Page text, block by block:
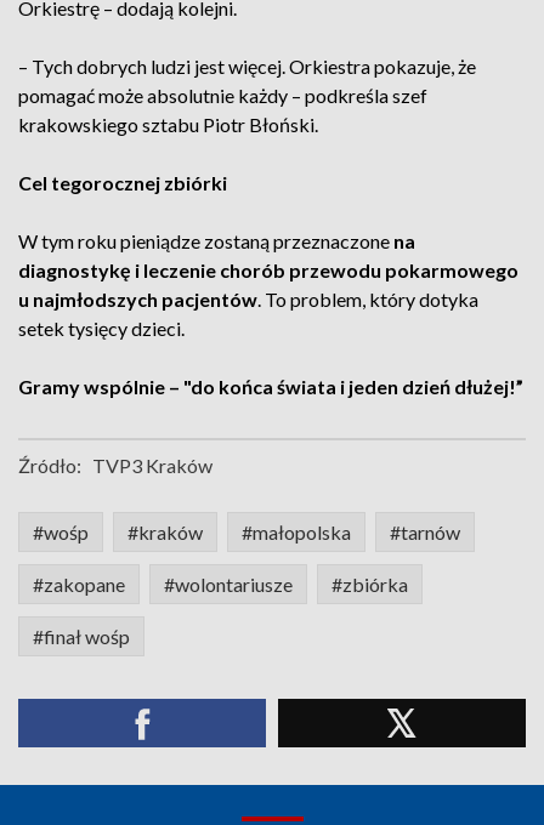
Orkiestrę – dodają kolejni.
– Tych dobrych ludzi jest więcej. Orkiestra pokazuje, że
pomagać może absolutnie każdy – podkreśla szef
krakowskiego sztabu Piotr Błoński.
Cel tegorocznej zbiórki
W tym roku pieniądze zostaną przeznaczone na
diagnostykę i leczenie chorób przewodu pokarmowego
u najmłodszych pacjentów. To problem, który dotyka
setek tysięcy dzieci.
Gramy wspólnie – "do końca świata i jeden dzień dłużej!”
Źródło: TVP3 Kraków
#wośp #kraków #małopolska #tarnów
#zakopane #wolontariusze #zbiórka
#finał wośp